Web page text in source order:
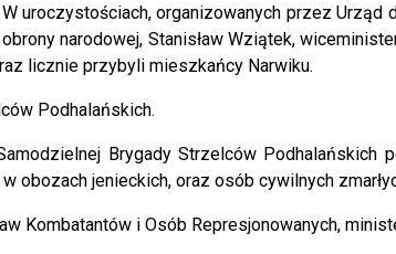
uroczystościach, organizowanych przez Urząd
narodowej, Stanisław Wziątek,
licznie przybyli mieszkańcy Narwiku.
Podhalańskich.
Brygady Strzelców Podhalańskich
obozach jenieckich, oraz osób cywilnych
Kombatantów i Osób Represjonowanych,